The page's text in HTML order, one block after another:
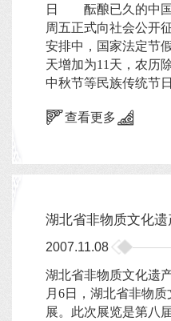
日 酝酿已久的中国
周五正式向社会公开
安排中，国家法定节
天增加为11天，农历
中秋节等民族传统节
查看更多
湖北省非物质文化
2007.11.08
湖北省非物质文化
月6日，湖北省非物
展。此次展览是第八